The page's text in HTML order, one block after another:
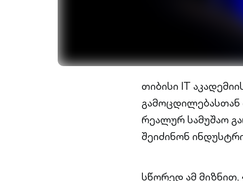
თიბისი IT
გამოცდილებასთან
რეალურ სამუშაო
შეიძინონ
სწორედ ამ მიზნით,